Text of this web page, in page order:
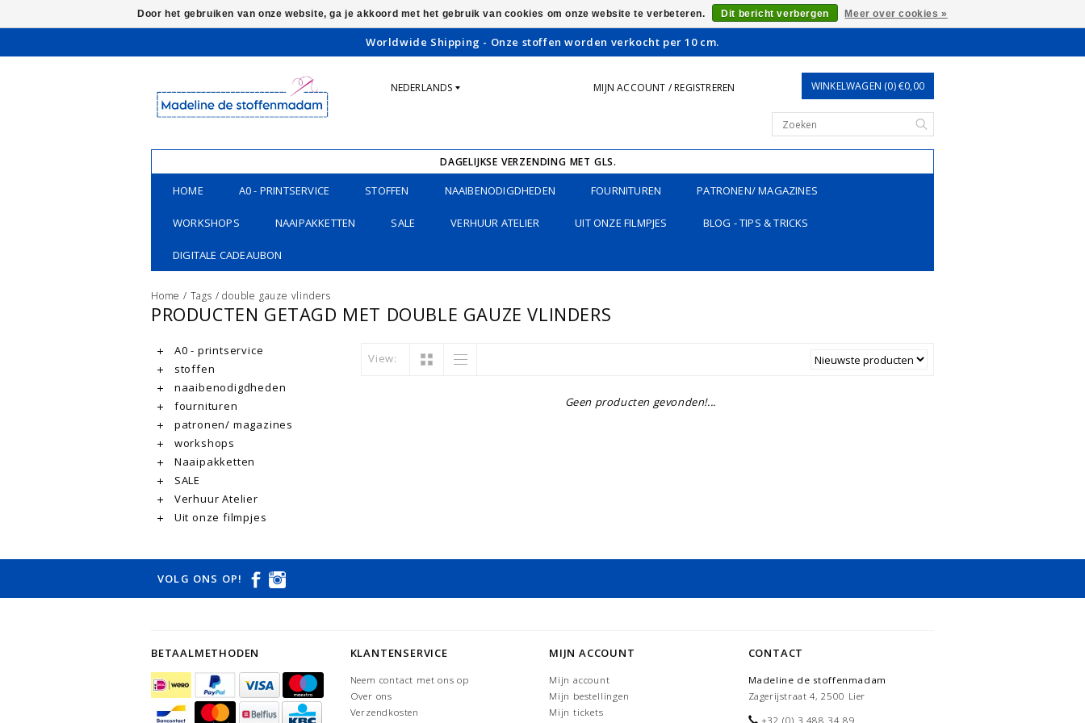
Worldwide Shipping - Onze stoffen worden verkocht per 10 cm.
NEDERLANDS MIJN ACCOUNT / REGISTREREN WINKELWAGEN (0) €0,00
DAGELIJKSE VERZENDING MET GLS.
HOME A0 - PRINTSERVICE STOFFEN NAAIBENODIGDHEDEN FOURNITUREN PATRONEN/ MAGAZINES
WORKSHOPS NAAIPAKKETTEN SALE VERHUUR ATELIER UIT ONZE FILMPJES BLOG - TIPS & TRICKS
DIGITALE CADEAUBON
Home / Tags /double gauze vlinders
PRODUCTEN GETAGD MET DOUBLE GAUZE VLINDERS
A0 - printservice
stoffen
naaibenodigdheden
fournituren
patronen/ magazines
workshops
Naaipakketten
SALE
Verhuur Atelier
Uit onze filmpjes
View:
Geen producten gevonden!...
VOLG ONS OP!
BETAALMETHODEN KLANTENSERVICE
Neem contact met ons op
Over ons
Verzendkosten
MIJN ACCOUNT
Mijn account
Mijn bestellingen
Mijn tickets
CONTACT
Madeline de stoffenmadam
Zagerijstraat 4, 2500 Lier
+32 (0) 3 488 34 89
Door het gebruiken van onze website, ga je akkoord met het gebruik van cookies om onze website te verbeteren. Dit bericht verbergen Meer over cookies »